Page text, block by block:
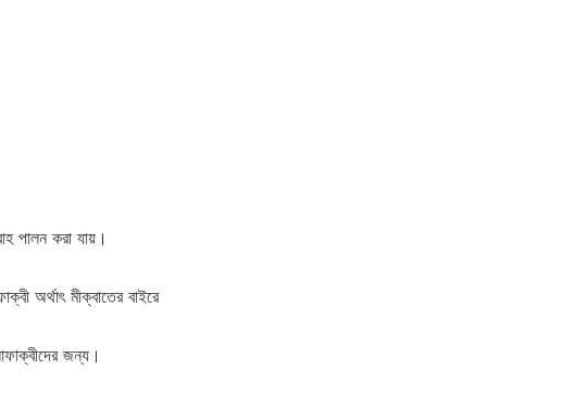
পালন করা যায়।
অর্থাৎ মীক্বাতের বাইরে
জন্য।